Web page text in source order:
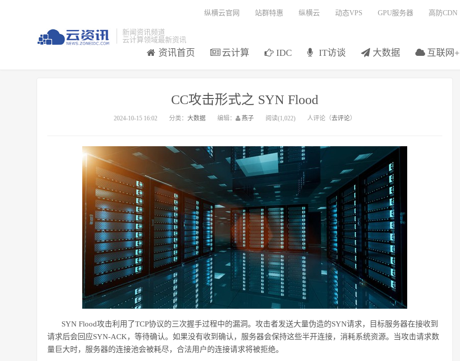
新闻资讯频道
云计算领域最新资讯
资讯首页 云计算 IDC IT访谈 大数据 互联网+
纵横云官网 站群特惠 纵横云 动态VPS GPU服务器 高防CDN
CC攻击形式之 SYN Flood
2024-10-15 16:02 分类： 大数据 编辑： 燕子 阅读(1,022) 人评论（去评论）
SYN Flood攻击利用了TCP协议的三次握手过程中的漏洞。攻击者发送大量伪造的SYN请求，目标服务器在接收到
请求后会回应SYN-ACK，等待确认。如果没有收到确认，服务器会保持这些半开连接，消耗系统资源。当攻击请求数
量巨大时，服务器的连接池会被耗尽，合法用户的连接请求将被拒绝。